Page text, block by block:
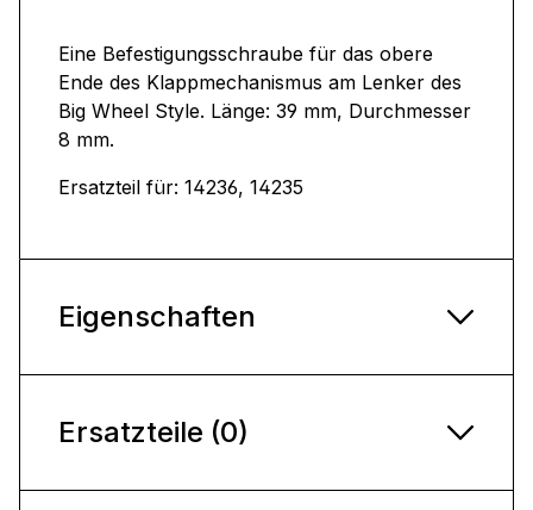
Eine Befestigungsschraube für das obere
Ende des Klappmechanismus am Lenker des
Big Wheel Style. Länge: 39 mm, Durchmesser
8 mm.
Ersatzteil für: 14236, 14235
Eigenschaften
Ersatzteile (0)